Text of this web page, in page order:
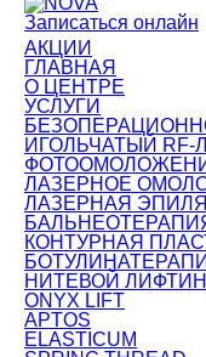
Записаться онлайн
АКЦИИ
ГЛАВНАЯ
О ЦЕНТРЕ
УСЛУГИ
ИГОЛЬЧАТЫЙ RF-
ЛАЗЕРНОЕ
ЛАЗЕРНАЯ
КОНТУРНАЯ
НИТЕВОЙ
ONYX LIFT
APTOS
ELASTICUM